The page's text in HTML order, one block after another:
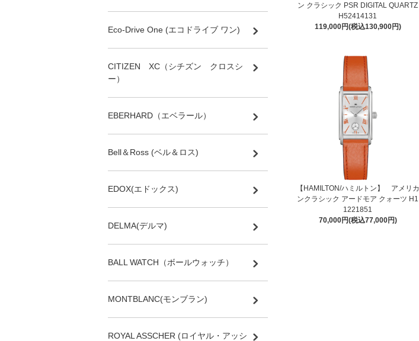
ン クラシック PSR DIGITAL QUARTZ
H52414131
119,000円(税込130,900円)
【HAMILTON/ハミルトン】 アメリカ
ンクラシック アードモア クォーツ H1
1221851
70,000円(税込77,000円)
Eco-Drive One (エコドライブ ワン)
CITIZEN XC（シチズン クロスシ
ー）
EBERHARD（エベラール）
Bell＆Ross (ベル＆ロス)
EDOX(エドックス)
DELMA(デルマ)
BALL WATCH（ボールウォッチ）
MONTBLANC(モンブラン)
ROYAL ASSCHER (ロイヤル・アッシ